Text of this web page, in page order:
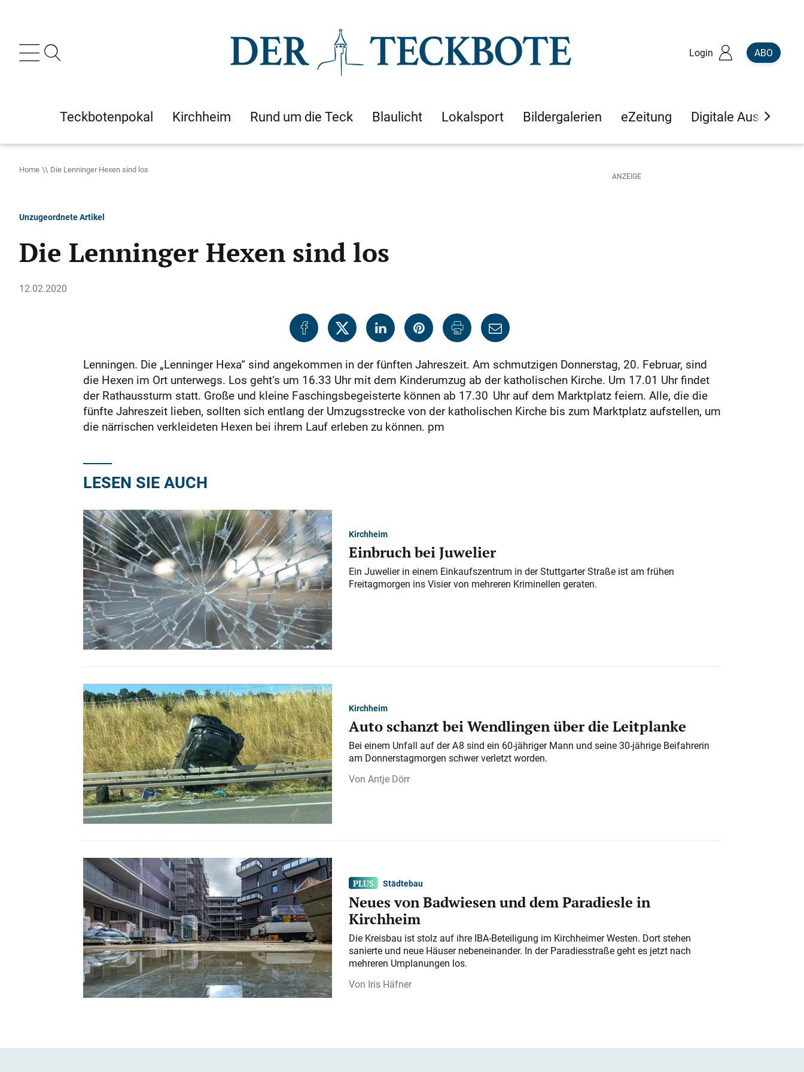
Login ABO
Teckbotenpokal Kirchheim Rund um die Teck Blaulicht Lokalsport Bildergalerien eZeitung Digitale Ausgaben
Home Die Lenninger Hexen sind los
Unzugeordnete Artikel
Die Lenninger Hexen sind los
12.02.2020
Lenningen. Die „Lenninger Hexa“ sind angekommen in der fünften Jahreszeit. Am schmutzigen Donnerstag, 20. Februar, sind
die Hexen im Ort unterwegs. Los geht‘s um 16.33 Uhr mit dem Kin­derumzug ab der katholischen Kirche. Um 17.01 Uhr findet
der Rathaussturm statt. Große und kleine Faschingsbegeisterte können ab 17.30 Uhr auf dem Marktplatz feiern. Alle, die die
fünfte Jahreszeit lieben, sollten sich entlang der Umzugsstrecke von der katholischen Kirche bis zum Marktplatz aufstellen, um
die närrischen verkleideten Hexen bei ihrem Lauf erleben zu können. pm
LESEN SIE AUCH
Kirchheim
Einbruch bei Juwelier
Ein Juwelier in einem Einkaufszentrum in der Stuttgarter Straße ist am frühen
Freitagmorgen ins Visier von mehreren Kriminellen geraten.
Kirchheim
Auto schanzt bei Wendlingen über die Leitplanke
Bei einem Unfall auf der A 8 sind ein 60-jähriger Mann und seine 30-jährige Beifahrerin
am Donnerstagmorgen schwer verletzt worden.
Antje Dörr
Städtebau
Neues von Badwiesen und dem Paradiesle in
Kirchheim
Die Kreisbau ist stolz auf ihre IBA-Beteiligung im Kirchheimer Westen. Dort stehen
sanierte und neue Häuser nebeneinander. In der Paradiesstraße geht es jetzt nach
mehreren Umplanungen los.
Iris Häfner